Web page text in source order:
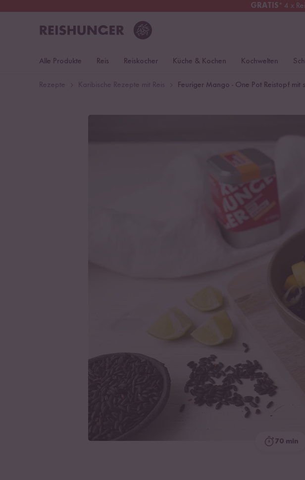
GRATIS* 4 x
Alle Produkte Reis Reiskocher Küche & Kochen Kochwelten
Feuriger Mango - One Pot Reistopf mit
70 min